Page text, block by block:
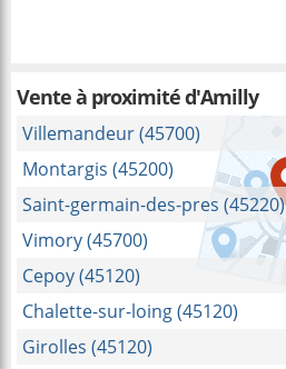
Vente à proximitéd'Amilly
Villemandeur (45700)
Montargis (45200)
Saint-germain-des-pres (45220)
Vimory (45700)
Cepoy (45120)
Chalette-sur-loing (45120)
Girolles (45120)